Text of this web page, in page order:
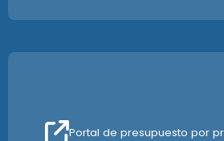
Portal de presupuesto por